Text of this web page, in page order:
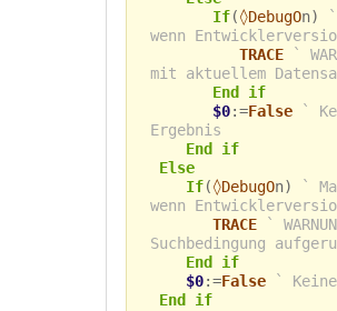
If(◊DebugOn)
wenn
TRACE
`
mit aktuellem
End if
$0:=False
`
Ergebnis
End if
Else
If(◊DebugOn)
`
wenn
TRACE
`
Suchbedingung
End if
$0:=False
`
End if